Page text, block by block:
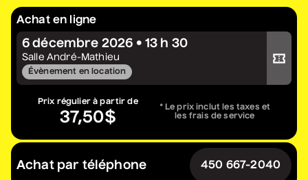
• Zones musicales
20 août 2026
Cour intérieure de la Maison des Arts
Complet
Marie Céleste
• Tout ce qui brille
27 août 2026
Station culturelle Momo
Achat en ligne
Acheter votre billet
6 décembre 2026 • 13 h 30
Salle André-Mathieu
Évènement en location
Prix régulier à partir de
37,50$
* Le prix inclut les taxes et
les frais de service
Achat par téléphone 450 667-2040